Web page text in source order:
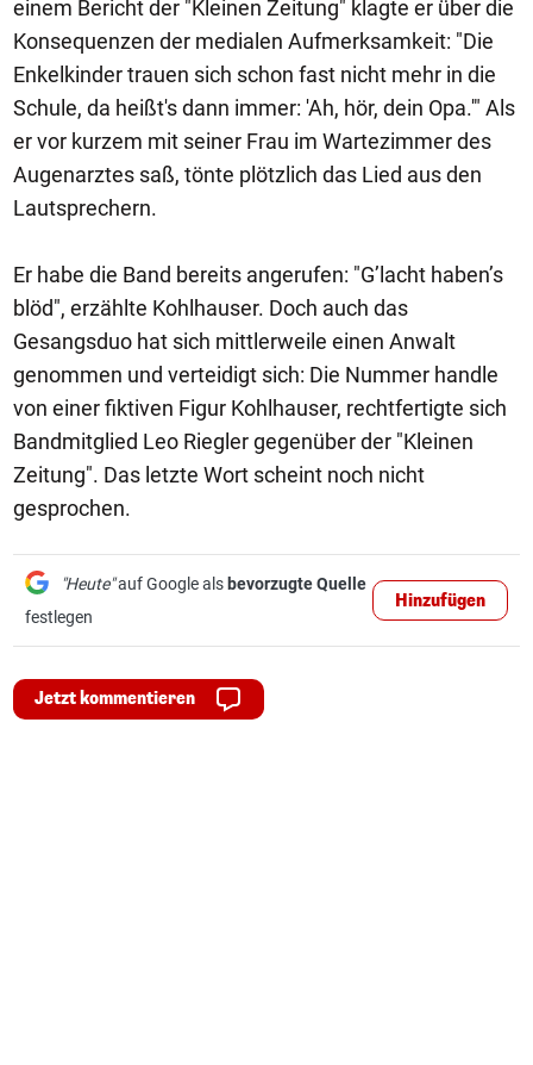
einem Bericht der "Kleinen Zeitung" klagte er über die
Konsequenzen der medialen Aufmerksamkeit: "Die
Enkelkinder trauen sich schon fast nicht mehr in die
Schule, da heißt's dann immer: 'Ah, hör, dein Opa.'" Als
er vor kurzem mit seiner Frau im Wartezimmer des
Augenarztes saß, tönte plötzlich das Lied aus den
Lautsprechern.
Er habe die Band bereits angerufen: "G’lacht haben’s
blöd", erzählte Kohlhauser. Doch auch das
Gesangsduo hat sich mittlerweile einen Anwalt
genommen und verteidigt sich: Die Nummer handle
von einer fiktiven Figur Kohlhauser, rechtfertigte sich
Bandmitglied Leo Riegler gegenüber der "Kleinen
Zeitung". Das letzte Wort scheint noch nicht
gesprochen.
"Heute"auf Google als bevorzugte Quelle
festlegen
Hinzufügen
Jetzt kommentieren